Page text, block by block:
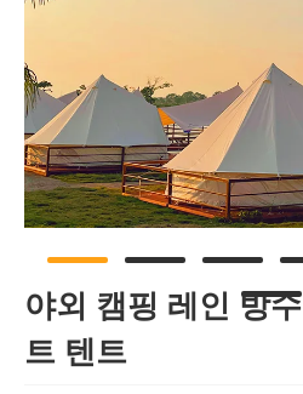
야외 캠핑 레인 방
트 텐트